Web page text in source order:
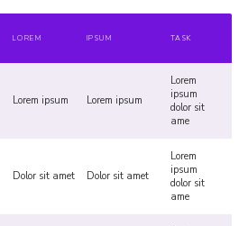
LOREM IPSUM TASK
Lorem ipsum Lorem ipsum
Lorem
ipsum
dolor sit
ame
Dolor sit amet Dolor sit amet
Lorem
ipsum
dolor sit
ame